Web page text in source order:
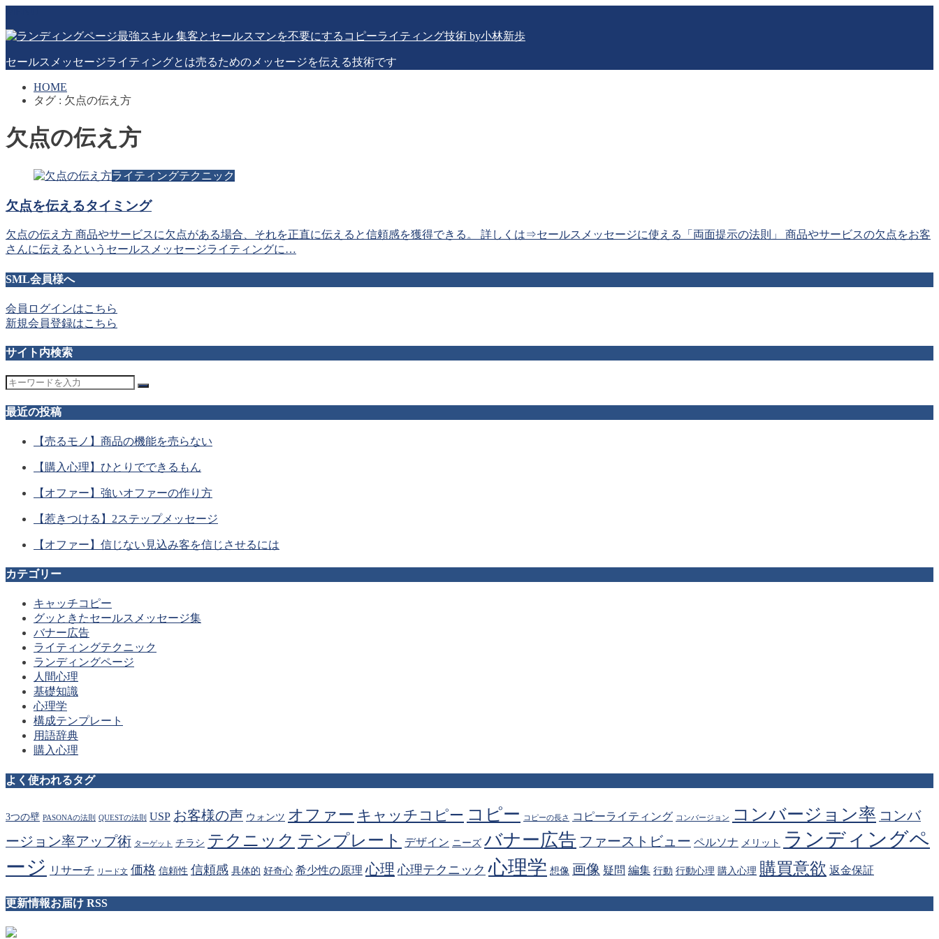
セールスメッセージライティングとは売るためのメッセージを伝える技術です
HOME
タグ : 欠点の伝え方
欠点の伝え方
ライティングテクニック
欠点を伝えるタイミング
欠点の伝え方 商品やサービスに欠点がある場合、それを正直に伝えると信頼感を獲得できる。 詳しくは⇒セールスメッセージに使える「両面提示の法則」 商品やサービスの欠点をお客
さんに伝えるというセールスメッセージライティングに…
SML会員様へ
会員ログインはこちら
新規会員登録はこちら
サイト内検索
最近の投稿
【売るモノ】商品の機能を売らない
【購入心理】ひとりでできるもん
【オファー】強いオファーの作り方
【惹きつける】2ステップメッセージ
【オファー】信じない見込み客を信じさせるには
カテゴリー
キャッチコピー
グッときたセールスメッセージ集
バナー広告
ライティングテクニック
ランディングページ
人間心理
基礎知識
心理学
構成テンプレート
用語辞典
購入心理
よく使われるタグ
3つの壁 PASONAの法則 QUESTの法則 USP お客様の声 ウォンツ オファー キャッチコピー コピー コピーの長さ コピーライティング コンバージョン コンバージョン率 コンバ
ージョン率アップ術 ターゲット チラシ テクニック テンプレート デザイン ニーズ バナー広告 ファーストビュー ペルソナ メリット
ランディングペ
ージ リサーチ リード文 価格 信頼性 信頼感 具体的 好奇心 希少性の原理 心理 心理テクニック 心理学 想像 画像 疑問 編集 行動 行動心理 購入心理 購買意欲 返金保証
更新情報お届け RSS